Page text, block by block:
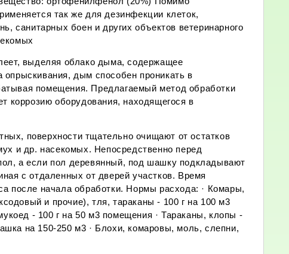
так же для дезинфекции клеток,
санитарных боен и других объектов ветеринарного
выделяя облако дыма, содержащее
дым способен проникать в
помещения. Предлагаемый метод обработки
коррозию оборудования, находящегося в
поверхности тщательно очищают от остатков
и др. насекомых. Непосредственно перед
а если пол деревянный, под шашку подкладывают
с отдаленных от дверей участков. Время
после начала обработки. Нормы расхода: · Комары,
и прочие), тля, тараканы - 100 г на 100 м3
- 100 г на 50 м3 помещения · Тараканы, клопы -
на 150-250 м3 · Блохи, комаровы, моль, слепни,